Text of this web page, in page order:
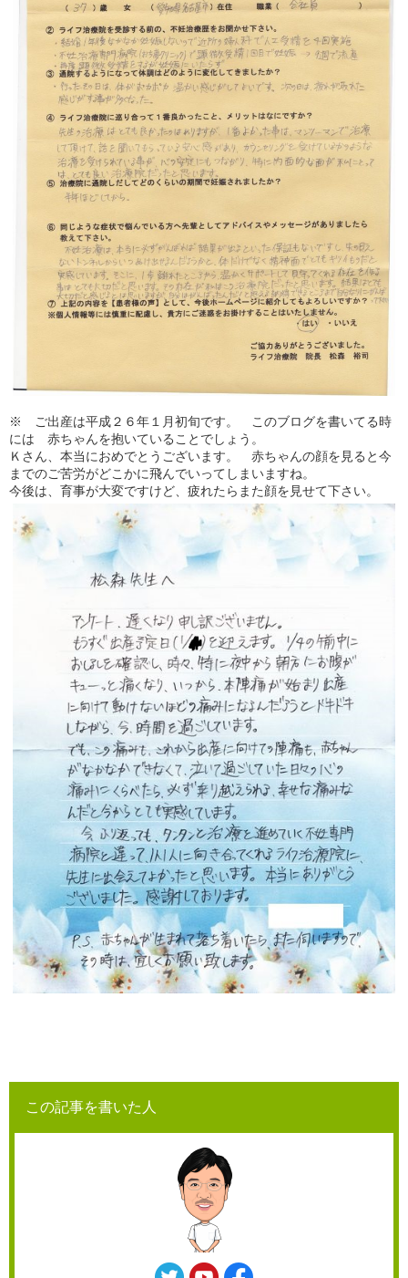
※ ご出産は平成２６年１月初旬です。 このブログを書いてる時
には 赤ちゃんを抱いていることでしょう。
Ｋさん、本当におめでとうございます。 赤ちゃんの顔を見ると今
までのご苦労がどこかに飛んでいってしまいますね。
今後は、育事が大変ですけど、疲れたらまた顔を見せて下さい。
この記事を書いた人